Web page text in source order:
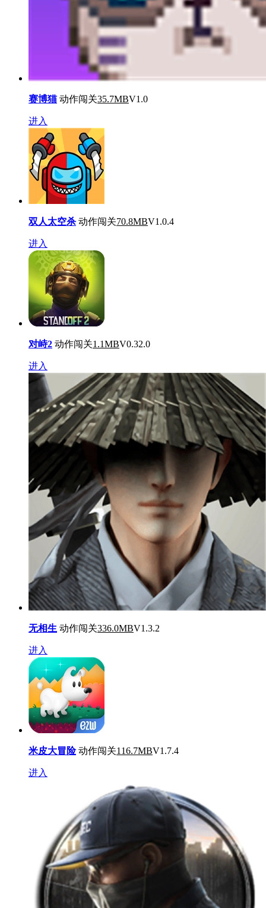
赛博猫 动作闯关35.7MBV1.0
进入
双人太空杀 动作闯关70.8MBV1.0.4
进入
对峙2 动作闯关1.1MBV0.32.0
进入
无相生 动作闯关336.0MBV1.3.2
进入
米皮大冒险 动作闯关116.7MBV1.7.4
进入